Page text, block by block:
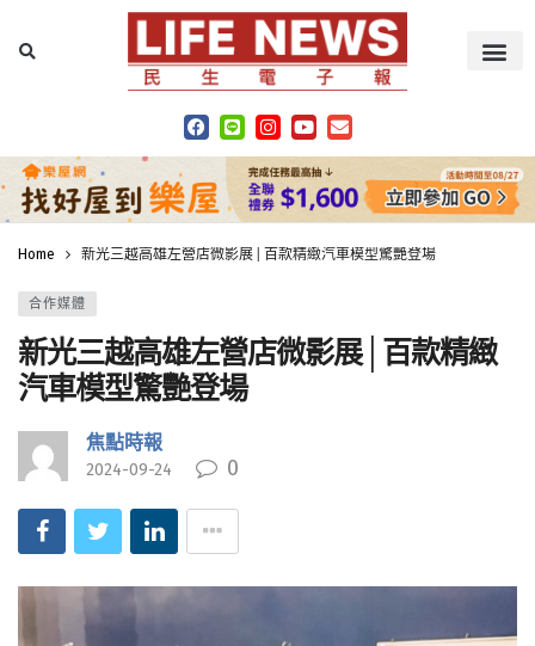
Home 新光三越高雄左營店微影展│百款精緻汽車模型驚艷登場
合作媒體
新光三越高雄左營店微影展│百款精緻
汽車模型驚艷登場
焦點時報
2024-09-24 0